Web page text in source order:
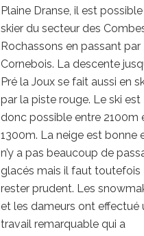
Plaine Dranse, il est
skier du secteur des
Rochassons en passant par
Cornebois. La descente
Pré la Joux se fait aussi en
par la piste rouge. Le ski est
donc possible entre 2100m
1300m. La neige est bonne
n’y a pas beaucoup de
glacés mais il faut toutefois
rester prudent. Les
et les dameurs ont effectué
travail remarquable qui a